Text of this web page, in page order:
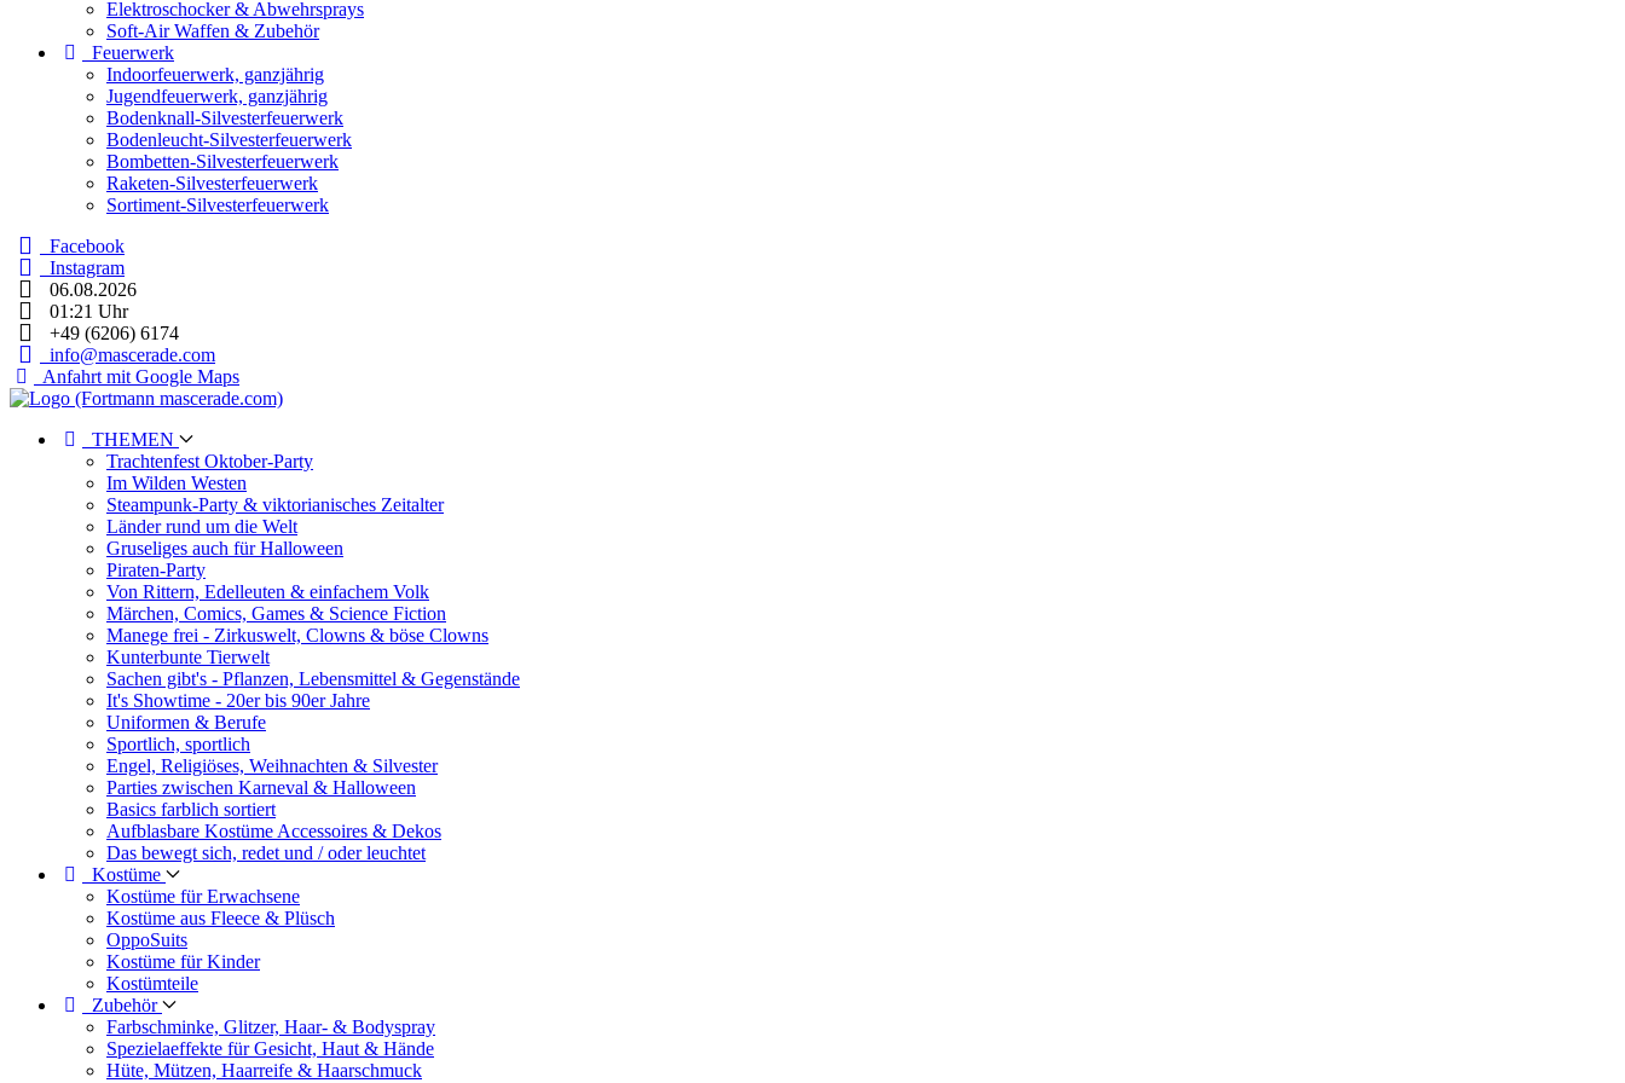
Elektroschocker & Abwehrsprays
Soft-Air Waffen & Zubehör
Feuerwerk
Indoorfeuerwerk, ganzjährig
Jugendfeuerwerk, ganzjährig
Bodenknall-Silvesterfeuerwerk
Bodenleucht-Silvesterfeuerwerk
Bombetten-Silvesterfeuerwerk
Raketen-Silvesterfeuerwerk
Sortiment-Silvesterfeuerwerk
Facebook
Instagram
06.08.2026
01:21 Uhr
+49 (6206) 6174
info@mascerade.com
Anfahrt mit Google Maps
THEMEN
Trachtenfest Oktober-Party
Im Wilden Westen
Steampunk-Party & viktorianisches Zeitalter
Länder rund um die Welt
Gruseliges auch für Halloween
Piraten-Party
Von Rittern, Edelleuten & einfachem Volk
Märchen, Comics, Games & Science Fiction
Manege frei - Zirkuswelt, Clowns & böse Clowns
Kunterbunte Tierwelt
Sachen gibt's - Pflanzen, Lebensmittel & Gegenstände
It's Showtime - 20er bis 90er Jahre
Uniformen & Berufe
Sportlich, sportlich
Engel, Religiöses, Weihnachten & Silvester
Parties zwischen Karneval & Halloween
Basics farblich sortiert
Aufblasbare Kostüme Accessoires & Dekos
Das bewegt sich, redet und / oder leuchtet
Kostüme
Kostüme für Erwachsene
Kostüme aus Fleece & Plüsch
OppoSuits
Kostüme für Kinder
Kostümteile
Zubehör
Farbschminke, Glitzer, Haar- & Bodyspray
Spezielaeffekte für Gesicht, Haut & Hände
Hüte, Mützen, Haarreife & Haarschmuck